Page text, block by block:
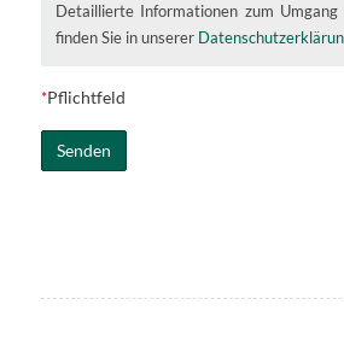
Detaillierte Informationen zum
finden Sie in unserer
*Pflichtfeld